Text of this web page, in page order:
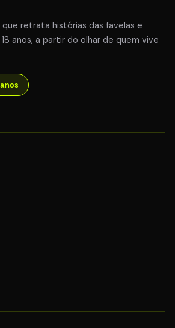
retrata histórias das favelas e
anos, a partir do olhar de quem vive